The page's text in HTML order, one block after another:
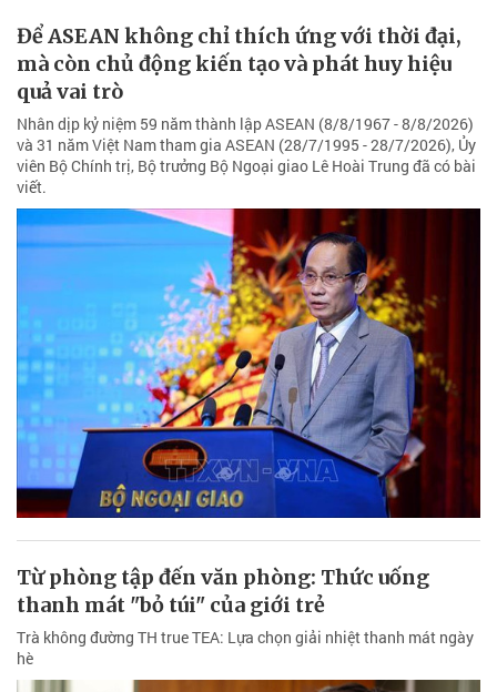
Để ASEAN không chỉ thích ứng với thời đại,
mà còn chủ động kiến tạo và phát huy hiệu
quả vai trò
Nhân dịp kỷ niệm 59 năm thành lập ASEAN (8/8/1967 - 8/8/2026)
và 31 năm Việt Nam tham gia ASEAN (28/7/1995 - 28/7/2026), Ủy
viên Bộ Chính trị, Bộ trưởng Bộ Ngoại giao Lê Hoài Trung đã có bài
viết.
Từ phòng tập đến văn phòng: Thức uống
thanh mát "bỏ túi" của giới trẻ
Trà không đường TH true TEA: Lựa chọn giải nhiệt thanh mát ngày
hè